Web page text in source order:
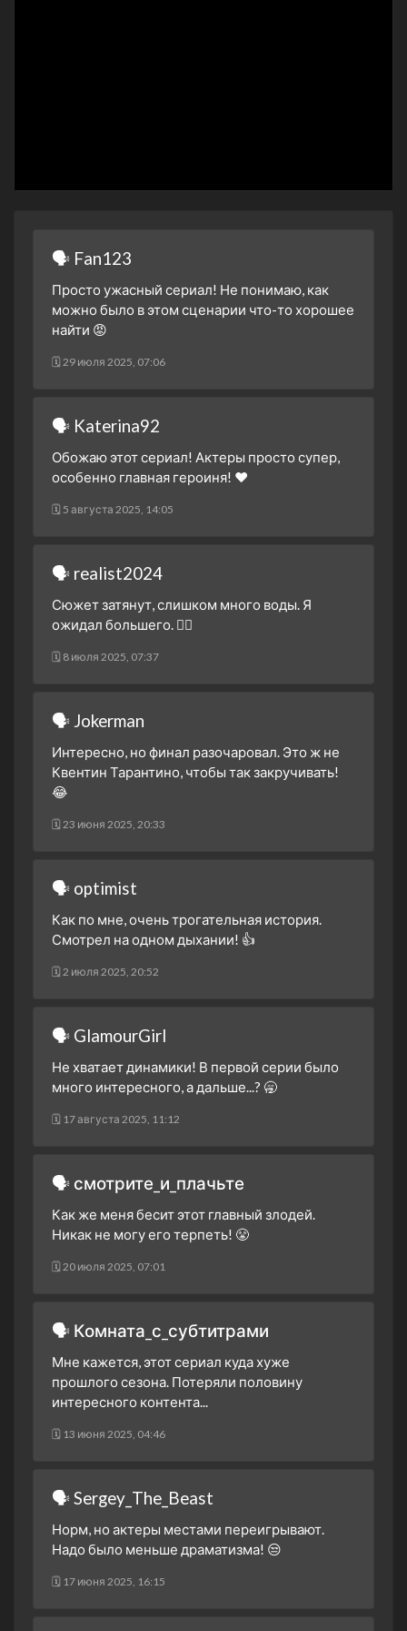
🗣 Fan123
Просто ужасный сериал! Не понимаю, как
можно было в этом сценарии что-то хорошее
найти 😡
🗓 29 июля 2025, 07:06
🗣 Katerina92
Обожаю этот сериал! Актеры просто супер,
особенно главная героиня! ❤️
🗓 5 августа 2025, 14:05
🗣 realist2024
Сюжет затянут, слишком много воды. Я
ожидал большего. 🤷‍♂️
🗓 8 июля 2025, 07:37
🗣 Jokerman
Интересно, но финал разочаровал. Это ж не
Квентин Тарантино, чтобы так закручивать!
😂
🗓 23 июня 2025, 20:33
🗣 optimist
Как по мне, очень трогательная история.
Смотрел на одном дыхании! 👍
🗓 2 июля 2025, 20:52
🗣 GlamourGirl
Не хватает динамики! В первой серии было
много интересного, а дальше...? 🥱
🗓 17 августа 2025, 11:12
🗣 смотрите_и_плачьте
Как же меня бесит этот главный злодей.
Никак не могу его терпеть! 😤
🗓 20 июля 2025, 07:01
🗣 Комната_с_субтитрами
Мне кажется, этот сериал куда хуже
прошлого сезона. Потеряли половину
интересного контента...
🗓 13 июня 2025, 04:46
🗣 Sergey_The_Beast
Норм, но актеры местами переигрывают.
Надо было меньше драматизма! 😒
🗓 17 июня 2025, 16:15